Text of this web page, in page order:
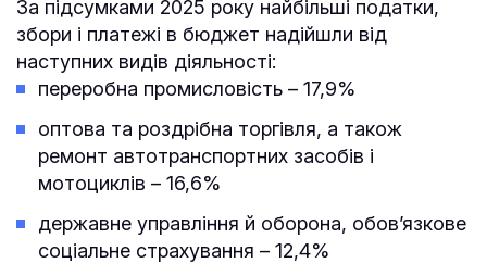
За підсумками 2025 року найбільші податки,
збори і платежі в бюджет надійшли від
наступних видів діяльності:
переробна промисловість – 17,9%
оптова та роздрібна торгівля, а також
ремонт автотранспортних засобів i
мотоциклів – 16,6%
державне управління й оборона, обов’язкове
соціальне страхування – 12,4%